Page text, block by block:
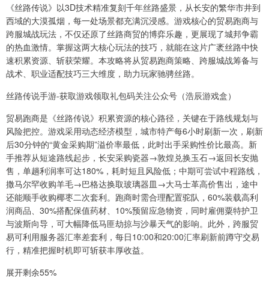
《丝路传说》以3D技术精准复刻千年丝路盛景，从长安的繁华市井到
西域的大漠孤烟，每一处场景都充满沉浸感。游戏核心的贸易跑商与
跨服城战玩法，不仅还原了丝路商贸的博弈乐趣，更展现了城邦争霸
的热血激情。掌握这两大核心玩法的技巧，就能在这片广袤丝路中快
速积累资源、斩获荣耀。本攻略将从贸易跑商策略、跨服城战筹备与
战术、职业适配技巧三大维度，助力玩家驰骋丝路。
丝路传说手游-获取游戏领取礼包码关注公众号（浩辰游戏盒）
贸易跑商是《丝路传说》积累资源的核心路径，关键在于路线规划与
风险把控。游戏采用动态经济模型，城市特产每6小时刷新一次，刷新
后30分钟的“黄金采购期”溢价率最低，此时出手采购性价比最高。新
手推荐从短途路线起步，长安采购瓷器→敦煌兑换玉石→返回长安抛
售，单趟利润率可达180%，耗时短且风险低；中期可尝试中程路线，
撒马尔罕收购羊毛→巴格达换取玻璃器皿→大马士革高价售出，途中
还能顺手收购椰枣二次套利。跑商时需合理配置驼队，60%装载高利
润商品、30%搭配保值药材、10%预留应急物资，同时雇佣粟特护卫
与波斯向导，可大幅降低马匪劫掠与沙暴天气的影响。此外，跨服贸
易可利用服务器汇率差套利，每日10:00和20:00汇率刷新前蹲守交易
行，精准把握时机即可斩获丰厚收益。
展开剩余55%